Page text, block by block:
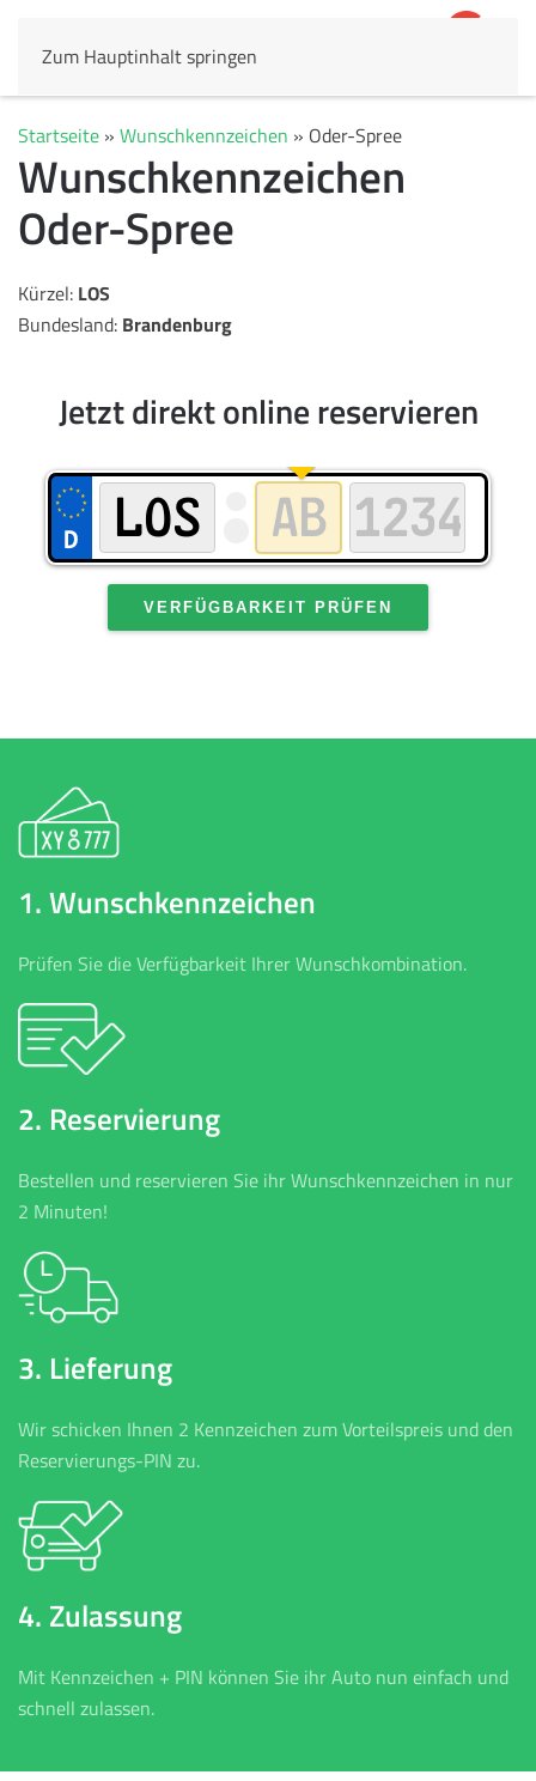
Zum Hauptinhalt springen
Startseite » Wunschkennzeichen » Oder-Spree
Wunschkennzeichen
Oder-Spree
Kürzel: LOS
Bundesland: Brandenburg
Jetzt direkt online reservieren
VERFÜGBARKEIT PRÜFEN
1. Wunschkennzeichen
Prüfen Sie die Verfügbarkeit Ihrer Wunschkombination.
2. Reservierung
Bestellen und reservieren Sie ihr Wunschkennzeichen in nur
2 Minuten!
3. Lieferung
Wir schicken Ihnen 2 Kennzeichen zum Vorteilspreis und den
Reservierungs-PIN zu.
4. Zulassung
Mit Kennzeichen + PIN können Sie ihr Auto nun einfach und
schnell zulassen.